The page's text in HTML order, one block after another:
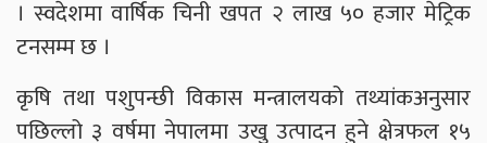
। स्वदेशमा वार्षिक चिनी खपत २ लाख ५० हजार मेट्रिक
टनसम्म छ ।
कृषि तथा पशुपन्छी विकास मन्त्रालयको तथ्यांकअनुसार
पछिल्लो ३ वर्षमा नेपालमा उखु उत्पादन हुने क्षेत्रफल १५